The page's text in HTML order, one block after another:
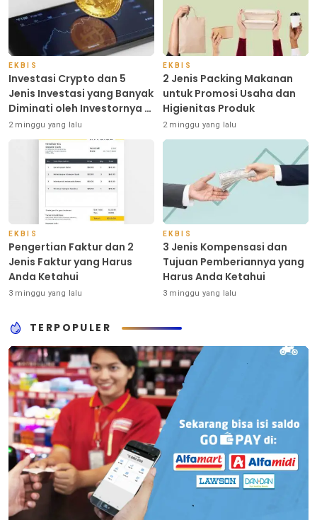
EKBIS
Investasi Crypto dan 5
Jenis Investasi yang Banyak
Diminati oleh Investornya di
Indonesia
2 minggu yang lalu
EKBIS
2 Jenis Packing Makanan
untuk Promosi Usaha dan
Higienitas Produk
2 minggu yang lalu
EKBIS
Pengertian Faktur dan 2
Jenis Faktur yang Harus
Anda Ketahui
3 minggu yang lalu
EKBIS
3 Jenis Kompensasi dan
Tujuan Pemberiannya yang
Harus Anda Ketahui
3 minggu yang lalu
TERPOPULER